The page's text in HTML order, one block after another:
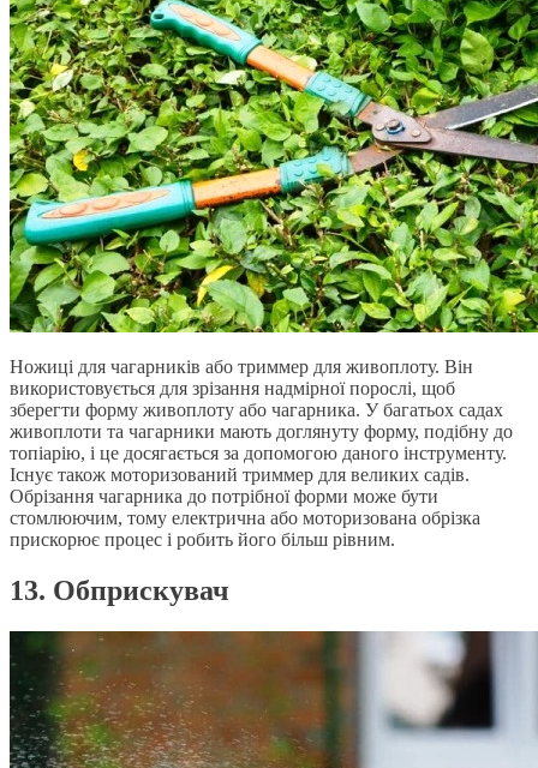
Ножиці для чагарників або триммер для живоплоту. Він
використовується для зрізання надмірної порослі, щоб
зберегти форму живоплоту або чагарника. У багатьох садах
живоплоти та чагарники мають доглянуту форму, подібну до
топіарію, і це досягається за допомогою даного інструменту.
Існує також моторизований триммер для великих садів.
Обрізання чагарника до потрібної форми може бути
стомлюючим, тому електрична або моторизована обрізка
прискорює процес і робить його більш рівним.
13. Обприскувач